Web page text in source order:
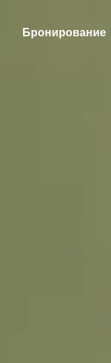
Бронирование